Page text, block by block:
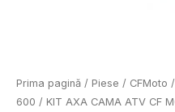
Prima pagină / Piese / CFMoto /
600 / KIT AXA CAMA ATV CF
Cantitate
KIT